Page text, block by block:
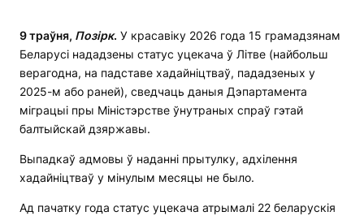
9 траўня, Позірк. У красавіку 2026 года 15 грамадзянам
Беларусі нададзены статус уцекача ў Літве (найбольш
верагодна, на падставе хадайніцтваў, пададзеных у
2025-м або раней), сведчаць даныя Дэпартамента
міграцыі пры Міністэрстве ўнутраных спраў гэтай
балтыйскай дзяржавы.
Выпадкаў адмовы ў наданні прытулку, адхілення
хадайніцтваў у мінулым месяцы не было.
Ад пачатку года статус уцекача атрымалі 22 беларускія